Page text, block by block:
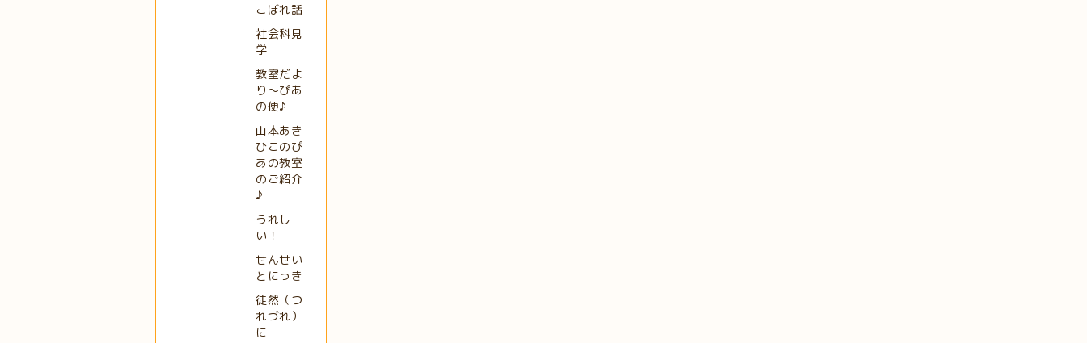
こぼれ話
社会科見
学
教室だよ
り～ぴあ
の便♪
山本あき
ひこのぴ
あの教室
のご紹介
♪
うれし
い！
せんせい
とにっき
徒然（つ
れづれ）
に